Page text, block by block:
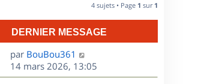
4 sujets • Page 1 sur 1
DERNIER MESSAGE
D
e
r
par BouBou361
14 mars 2026, 13:05